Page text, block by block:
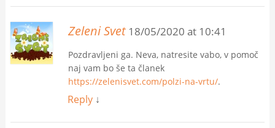
Zeleni Svet 18/05/2020 at 10:41
Pozdravljeni ga. Neva, natresite vabo, v pomoč
naj vam bo še ta članek
https://zelenisvet.com/polzi-na-vrtu/.
Reply ↓